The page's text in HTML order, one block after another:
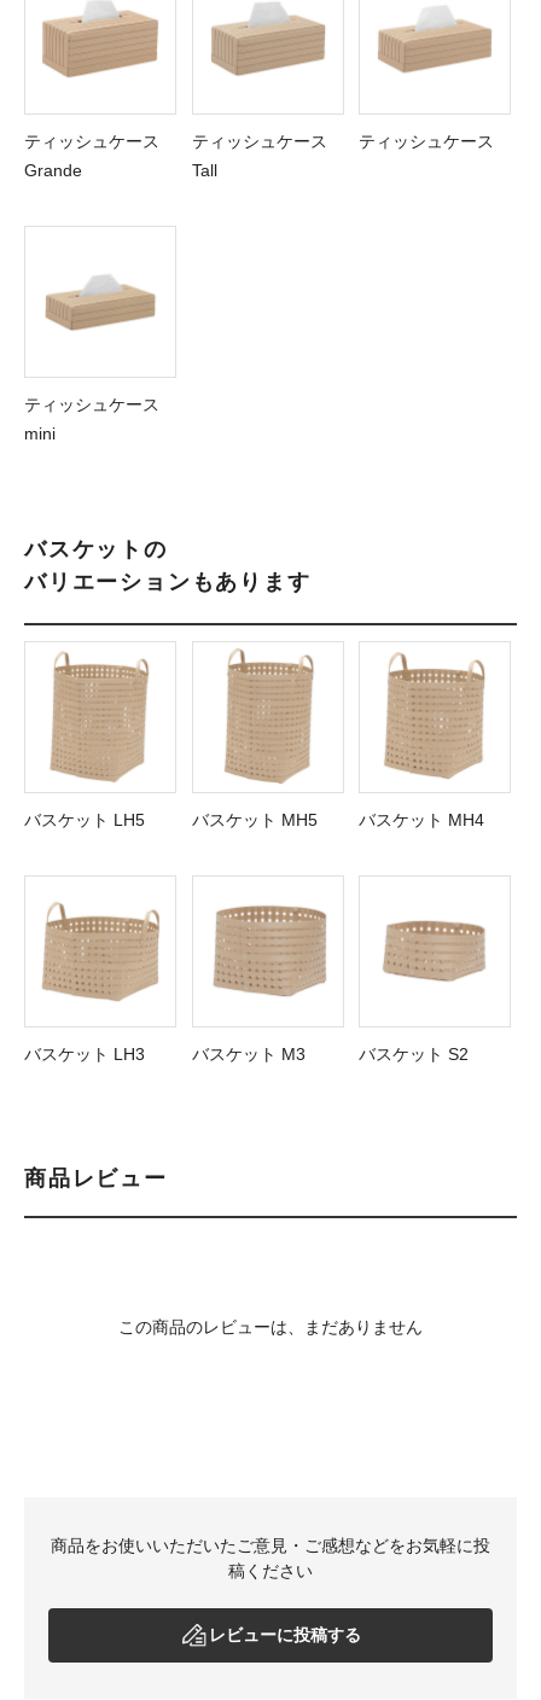
ティッシュケース
Grande
ティッシュケース
Tall
ティッシュケース
ティッシュケース
mini
バスケットの
バリエーションもあります
バスケット LH5 バスケット MH5 バスケット MH4
バスケット LH3 バスケット M3 バスケット S2
商品レビュー
この商品のレビューは、まだありません
商品をお使いいただいたご意見・ご感想などをお気軽に投
稿ください
レビューに投稿する